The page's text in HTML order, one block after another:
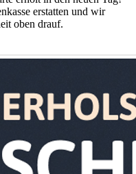
erstatten und wir
oben drauf.